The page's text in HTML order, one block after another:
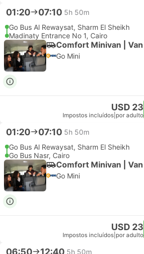
01:20 07:10 5h 50m
Go Bus Al Rewaysat, Sharm El Sheikh
Madinaty Entrance No 1, Cairo
Comfort Minivan | Van
Go Mini
USD 23
Impostos incluídos por adulto
01:20 07:10 5h 50m
Go Bus Al Rewaysat, Sharm El Sheikh
Go Bus Nasr, Cairo
Comfort Minivan | Van
Go Mini
USD 23
Impostos incluídos por adulto
06:50 12:40 5h 50m